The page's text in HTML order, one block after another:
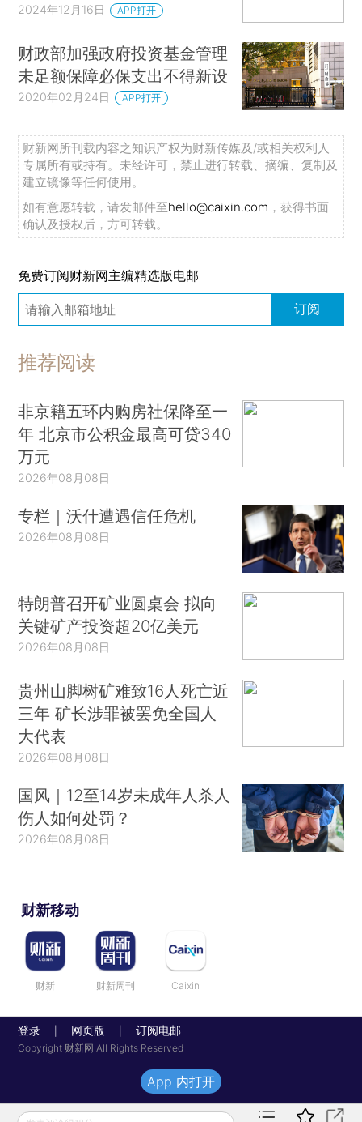
2024年12月16日 APP打开
财政部加强政府投资基金管理
未足额保障必保支出不得新设
2020年02月24日 APP打开
财新网所刊载内容之知识产权为财新传媒及/或相关权利人
专属所有或持有。未经许可，禁止进行转载、摘编、复制及
建立镜像等任何使用。
如有意愿转载，请发邮件至hello@caixin.com ，获得书面
确认及授权后，方可转载。
免费订阅财新网主编精选版电邮
订阅
推荐阅读
非京籍五环内购房社保降至一
年 北京市公积金最高可贷340
万元
2026年08月08日
专栏｜沃什遭遇信任危机
2026年08月08日
特朗普召开矿业圆桌会 拟向
关键矿产投资超20亿美元
2026年08月08日
贵州山脚树矿难致16人死亡近
三年 矿长涉罪被罢免全国人
大代表
2026年08月08日
国风｜12至14岁未成年人杀人
伤人如何处罚？
2026年08月08日
财新移动
财新 财新周刊 Caixin
登录 网页版 订阅电邮
Copyright 财新网 All Rights Reserved
App 内打开